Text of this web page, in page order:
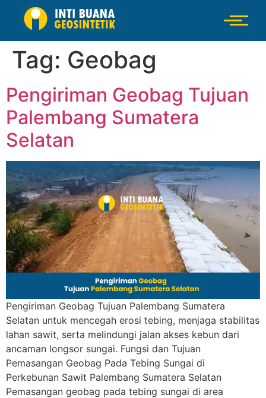
Tag: Geobag
Pengiriman Geobag Tujuan
Palembang Sumatera
Selatan
Pengiriman Geobag Tujuan Palembang Sumatera
Selatan untuk mencegah erosi tebing, menjaga stabilitas
lahan sawit, serta melindungi jalan akses kebun dari
ancaman longsor sungai. Fungsi dan Tujuan
Pemasangan Geobag Pada Tebing Sungai di
Perkebunan Sawit Palembang Sumatera Selatan
Pemasangan geobag pada tebing sungai di area